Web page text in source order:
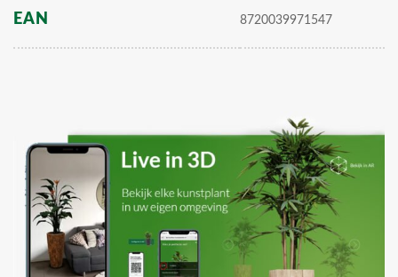
EAN 8720039971547